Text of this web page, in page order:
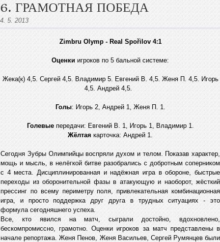
6. ГРАМОТНАЯ ПОБЕДА
4. 5. 2013
Zimbru Olymp - Real Spořilov 4:1
Оценки игроков по 5 бальной системе:
Жека(к) 4,5. Сергей 4,5. Владимир 5. Евгений В. 4,5. Женя П. 4,5. Игорь
4,5. Андрей 4,5.
Голы: Игорь 2, Андрей 1, Женя П. 1.
Голевые передачи: Евгений В. 1, Игорь 1, Владимир 1.
Жёлтая карточка: Андрей 1.
Сегодня Зубры Олимпийцы воспряли духом и телом. Показав характер,
мощь и мысль, в нелёгкой битве разобрались с добротным соперником
с 4 места. Дисциплинированная и надёжная игра в обороне, быстрые
переходы из оборонительной фазы в атакующую и наоборот, жёсткий
прессинг по всему периметру поля, привлекательная комбинационная
игра, и просто поддержка друг друга в трудных ситуациях - это
формула сегодняшнего успеха.
Все, кто явился на матч, сыграли достойно, вдохновлено,
бескомпромиссно, грамотно. Оценки игроков за матч представлены в
начале репортажа. Женя Пенов, Женя Васильев, Сергей Румянцев были